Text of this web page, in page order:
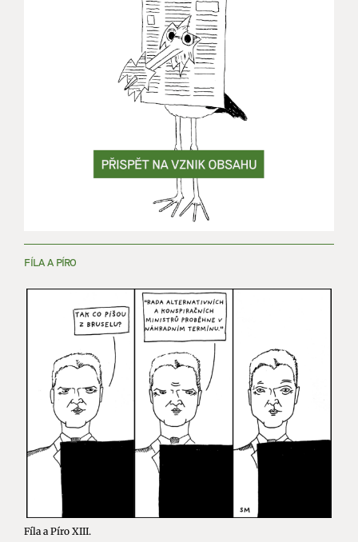
FÍLA A PÍRO
Fíla a Píro XIII.